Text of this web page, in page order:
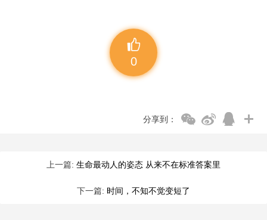
0
分享到：
上一篇: 生命最动人的姿态 从来不在标准答案里
下一篇: 时间，不知不觉变短了